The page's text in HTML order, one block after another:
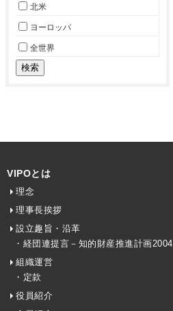
北米
ヨーロッパ
全世界
VIPOとは
理念
理事長挨拶
設立趣旨・沿革
・経団連提言－知的財産推進計画2004
組織運営
・定款
役員紹介